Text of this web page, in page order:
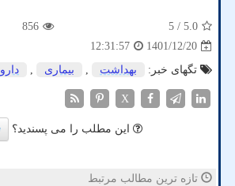
5.0
/ 5
856
1401/12/20
12:31:57
تگهای خبر:
بهداشت , بیماری , دارو
X
این مطلب را می پسندید؟
تازه ترین مطالب مرتبط